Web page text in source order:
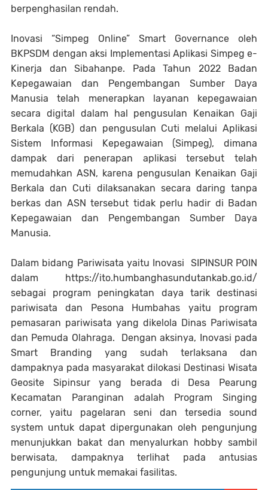
berpenghasilan rendah.
Inovasi “Simpeg Online” Smart Governance oleh
BKPSDM dengan aksi Implementasi Aplikasi Simpeg e-
Kinerja dan Sibahanpe. Pada Tahun 2022 Badan
Kepegawaian dan Pengembangan Sumber Daya
Manusia telah menerapkan layanan kepegawaian
secara digital dalam hal pengusulan Kenaikan Gaji
Berkala (KGB) dan pengusulan Cuti melalui Aplikasi
Sistem Informasi Kepegawaian (Simpeg), dimana
dampak dari penerapan aplikasi tersebut telah
memudahkan ASN, karena pengusulan Kenaikan Gaji
Berkala dan Cuti dilaksanakan secara daring tanpa
berkas dan ASN tersebut tidak perlu hadir di Badan
Kepegawaian dan Pengembangan Sumber Daya
Manusia.
Dalam bidang Pariwisata yaitu Inovasi SIPINSUR POIN
dalam https://ito.humbanghasundutankab.go.id/
sebagai program peningkatan daya tarik destinasi
pariwisata dan Pesona Humbahas yaitu program
pemasaran pariwisata yang dikelola Dinas Pariwisata
dan Pemuda Olahraga. Dengan aksinya, Inovasi pada
Smart Branding yang sudah terlaksana dan
dampaknya pada masyarakat dilokasi Destinasi Wisata
Geosite Sipinsur yang berada di Desa Pearung
Kecamatan Paranginan adalah Program Singing
corner, yaitu pagelaran seni dan tersedia sound
system untuk dapat dipergunakan oleh pengunjung
menunjukkan bakat dan menyalurkan hobby sambil
berwisata, dampaknya terlihat pada antusias
pengunjung untuk memakai fasilitas.